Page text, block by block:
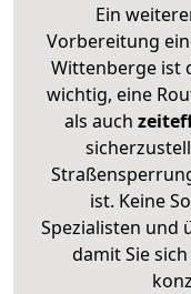
Ein
Vorbereitung
Wittenberge ist
wichtig, eine
als auch
ist. Keine
Spezialisten und
damit Sie